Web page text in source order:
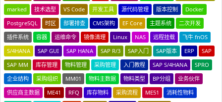
marked
技术选型 VS Code 开发工具 源代码管理 版本控制
Docker
PostgreSQL
时区 部署排查 CMS架构 EF Core 主题系统
二次开发
插件系统
容器 运维命令 镜像清理 Linux NAS 远程挂载
飞牛 fnOS
S/4HANA
SAP GUI SAP HANA SAP R/3 SAP入门 SAP版本 ERP
SAP
SAP MM
库存管理 物料管理 采购管理 入门教程 SAP S/4HANA
SPRO
企业结构
采购组织 MM01 物料主数据 物料类型 BP分组
业务伙伴
供应商主数据
ME41 RFQ 库存物料 采购流程 ME51
消耗性物料